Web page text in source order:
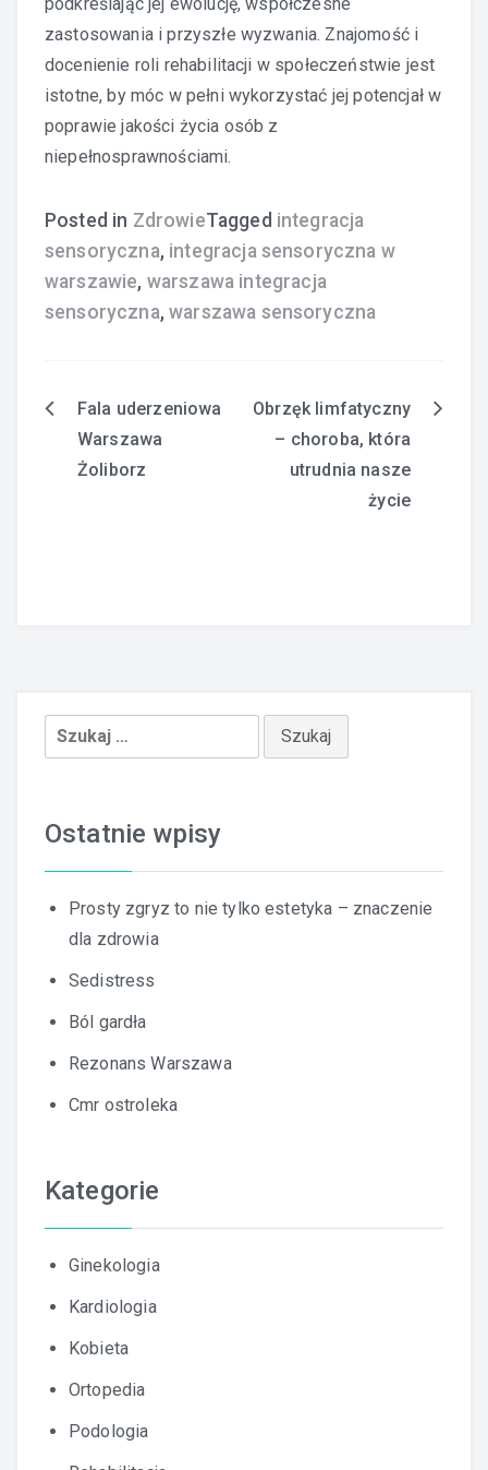
zastosowania i przyszłe wyzwania. Znajomość i
docenienie roli rehabilitacji w społeczeństwie jest
istotne, by móc w pełni wykorzystać jej potencjał w
poprawie jakości życia osób z
niepełnosprawnościami.
Posted in ZdrowieTagged integracja
sensoryczna, integracja sensoryczna w
warszawie, warszawa integracja
sensoryczna,warszawa sensoryczna
Nawigacja
wpisu
Fala uderzeniowa
Warszawa
Żoliborz
Obrzęk limfatyczny
– choroba, która
utrudnia nasze
życie
Szukaj:
Ostatnie wpisy
Prosty zgryz to nie tylko estetyka – znaczenie
dla zdrowia
Sedistress
Ból gardła
Rezonans Warszawa
Cmr ostroleka
Kategorie
Ginekologia
Kardiologia
Kobieta
Ortopedia
Podologia